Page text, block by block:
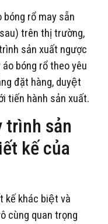
bóng rổ may sẵn
trên thị trường,
sản xuất ngược
bóng rổ theo yêu
đặt hàng, duyệt
tiến hành sản xuất.
trình sản
kế của
kế khác biệt và
cùng quan trọng